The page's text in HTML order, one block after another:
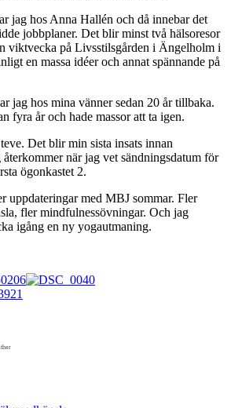
jag hos Anna Hallén och då innebar det
jobbplaner. Det blir minst två hälsoresor
viktvecka på Livsstilsgården i Ängelholm i
en massa idéer och annat spännande på
jag hos mina vänner sedan 20 år tillbaka.
fyra år och hade massor att ta igen.
Det blir min sista insats innan
när jag vet sändningsdatum för
ögonkastet 2.
uppdateringar med MBJ sommar. Fler
fler mindfulnessövningar. Och jag
igång en ny yogautmaning.